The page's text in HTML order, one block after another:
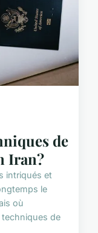
de
Iran?
intriqués et
le
où
de